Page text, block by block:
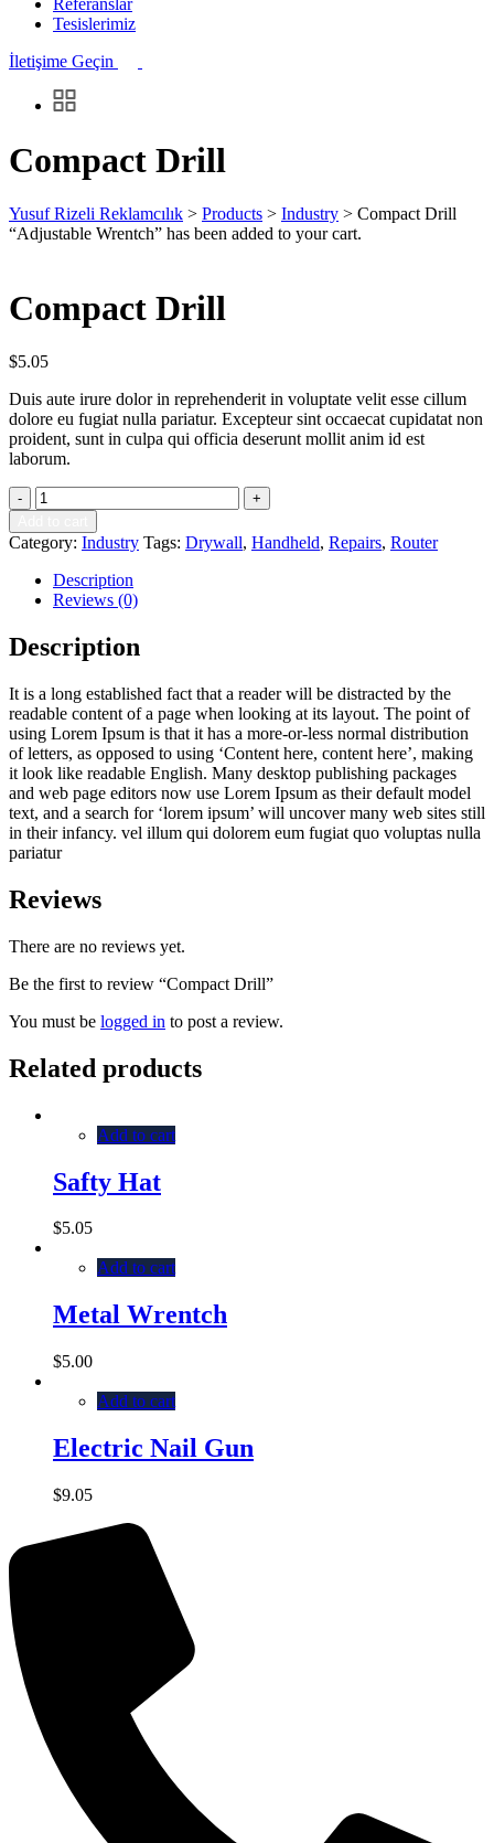
Referanslar
Tesislerimiz
İletişime Geçin
Compact Drill
Yusuf Rizeli Reklamcılık > Products > Industry > Compact Drill
“Adjustable Wrentch” has been added to your cart.
Compact Drill
$5.05
Duis aute irure dolor in reprehenderit in voluptate velit esse cillum
dolore eu fugiat nulla pariatur. Excepteur sint occaecat cupidatat non
proident, sunt in culpa qui officia deserunt mollit anim id est
laborum.
Quantity
Category: Industry Tags: Drywall, Handheld, Repairs, Router
Description
Reviews (0)
Description
It is a long established fact that a reader will be distracted by the
readable content of a page when looking at its layout. The point of
using Lorem Ipsum is that it has a more-or-less normal distribution
of letters, as opposed to using ‘Content here, content here’, making
it look like readable English. Many desktop publishing packages
and web page editors now use Lorem Ipsum as their default model
text, and a search for ‘lorem ipsum’ will uncover many web sites still
in their infancy. vel illum qui dolorem eum fugiat quo voluptas nulla
pariatur
Reviews
There are no reviews yet.
Be the first to review “Compact Drill”
You must be logged in to post a review.
Related products
Add to cart
Safty Hat
$5.05
Add to cart
Metal Wrentch
$5.00
Add to cart
Electric Nail Gun
$9.05